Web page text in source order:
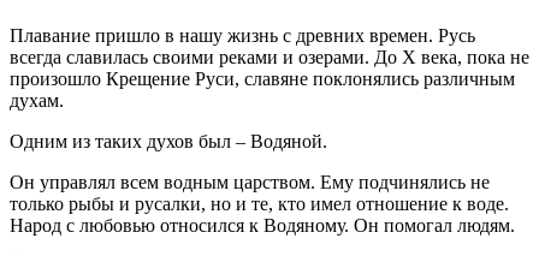
Плавание пришло в нашу жизнь с древних времен. Русь
всегда славилась своими реками и озерами. До Х века, пока не
произошло Крещение Руси, славяне поклонялись различным
духам.
Одним из таких духов был – Водяной.
Он управлял всем водным царством. Ему подчинялись не
только рыбы и русалки, но и те, кто имел отношение к воде.
Народ с любовью относился к Водяному. Он помогал людям.